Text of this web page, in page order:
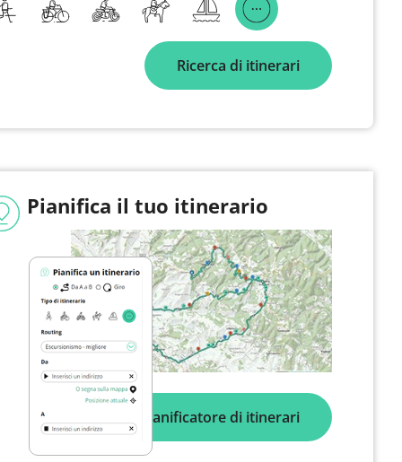
Ricerca di itinerari
Pianifica il tuo itinerario
Pianificatore di itinerari